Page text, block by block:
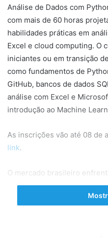
Análise de Dados com
com mais de 60 horas
habilidades práticas em
Excel e cloud computing. O
iniciantes ou em transição
como fundamentos de
GitHub, bancos de dados
análise com Excel e
introdução ao Machine
As inscrições vão até 08 de
link.
O mercado brasileiro
profissionais de dados,
de milhares de vagas em